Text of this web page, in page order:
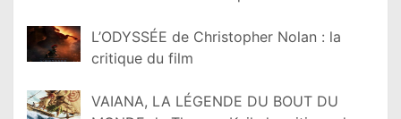
L’ODYSSÉE de Christopher Nolan : la
critique du film
VAIANA, LA LÉGENDE DU BOUT DU